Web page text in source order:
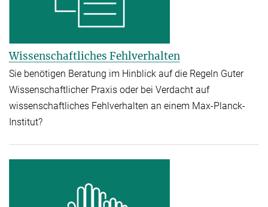
Wissenschaftliches Fehlverhalten
Sie benötigen Beratung im Hinblick auf die Regeln Guter
Wissenschaftlicher Praxis oder bei Verdacht auf
wissenschaftliches Fehlverhalten an einem Max-Planck-
Institut?